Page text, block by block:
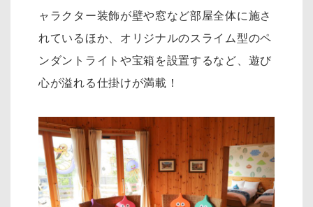
ャラクター装飾が壁や窓など部屋全体に施さ
れているほか、オリジナルのスライム型のペ
ンダントライトや宝箱を設置するなど、遊び
心が溢れる仕掛けが満載！